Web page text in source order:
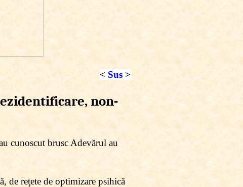
< Sus >
non-
cunoscut brusc Adevărul au
de reţete de optimizare psihică